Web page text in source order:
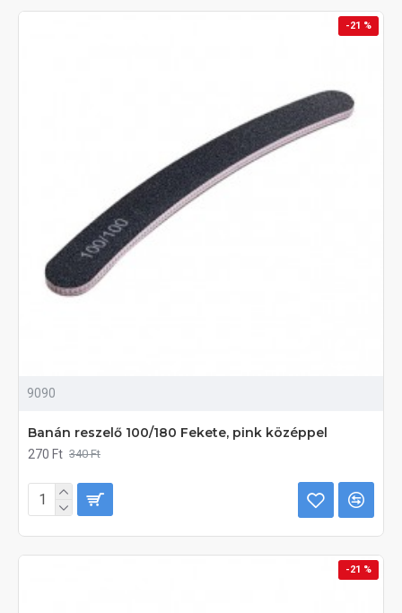
-21 %
9090
Banán reszelő 100/180 Fekete, pink középpel
270 Ft 340 Ft
-21 %